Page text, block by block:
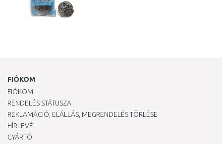
FIÓKOM
FIÓKOM
RENDELÉS STÁTUSZA
REKLAMÁCIÓ, ELÁLLÁS, MEGRENDELÉS TÖRLÉSE
HÍRLEVÉL
GYÁRTÓ